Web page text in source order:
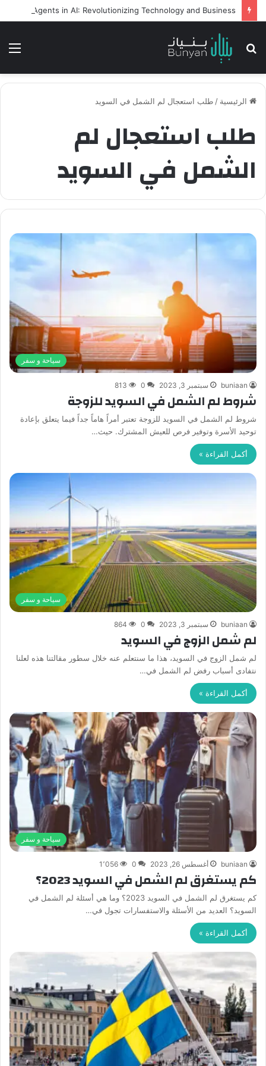
بحث
الرئيسية / طلب استعجال لم الشمل في السويد
طلب استعجال لم
الشمل في السويد
سياحة و سفر
buniaan سبتمبر 3, 2023 0
813
شروط لم الشمل في السويد للزوجة
شروط لم الشمل في السويد للزوجة تعتبر أمراً هاماً جداً فيما يتعلق بإعادة
توحيد الأسرة وتوفير فرص للعيش المشترك. حيث…
أكمل القراءة »
سياحة و سفر
buniaan سبتمبر 3, 2023 0
864
لم شمل الزوج في السويد
لم شمل الزوج في السويد، هذا ما سنتعلم عنه خلال سطور مقالتنا هذه لعلنا
نتفادى أسباب رفض لم الشمل في…
أكمل القراءة »
سياحة و سفر
buniaan أغسطس 26, 2023 0 1٬056
كم يستغرق لم الشمل في السويد 2023؟
كم يستغرق لم الشمل في السويد 2023؟ وما هي أسئلة لم الشمل في
السويد؟ العديد من الأسئلة والاستفسارات تجول في…
أكمل القراءة »